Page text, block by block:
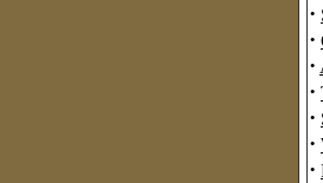
·
·
·
·
·
·
·